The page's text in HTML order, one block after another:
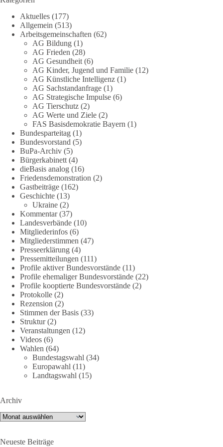
1 Tag zuvor
Jetzt abstimmen: Welche Rolle soll Deutschland in Sachen
Verteidung übernehmen❓
Das Bundesministerium der Verteidigung schreibt im
Strategiepapier, dass die Bundeswehr zum Schutz des Landes
und der Verbündeten abschreckungs- und verteidigungsfähig
sein muss. Die strategische Ausrichtung sieht vor, dass
Deutschland in der NATO eine Führungsrolle übernimmt, zur
stärksten konventionellen Armee Europas werden soll und
über die Verteidigungsbereitschaft hinaus aufrüstet.
Wie siehst du das? Mach jetzt bei unserer Umfrage mit und sag
uns deine Meinung:
point_righthttps://diebasis-he.de/umfrage-des-monats-august-
2026/point_left
🟩🟩🟦🟦🟥🟥🟧🟧
Quelle:#section-6092974" target="_blank"
rel="noreferrer">https://www.bmvg.de/de/grundlagendokume
nte-strategische-ausrichtung#section
#dieBasis #Umfrage #Verteidigung #Bundeswehr
659 669 26
DieBasis
2 Tage(n) zuvor
💧 Wasser ist kein globales Experiment
Mariana Mazzucato ist Beraterin und Rednerin des World
Economic Forum (WEF). In ihrer Rede zu globalen
Herausforderungen sprach sie sich 2022 dafür aus, bestimmte
Covid-19-„Impfungen“ nicht gelungen ist, die ganze Welt
Aktuelles (177)
Allgemein (513)
Arbeitsgemeinschaften (62)
AG Bildung (1)
AG Frieden (28)
AG Gesundheit (6)
AG Kinder, Jugend und Familie (12)
AG Künstliche Intelligenz (1)
AG Sachstandanfrage (1)
AG Strategische Impulse (6)
AG Tierschutz (2)
AG Werte und Ziele (2)
FAS Basisdemokratie Bayern (1)
Bundesparteitag (1)
Bundesvorstand (5)
BuPa-Archiv (5)
Bürgerkabinett (4)
dieBasis analog (16)
Friedensdemonstration (2)
Gastbeiträge (162)
Geschichte (13)
Ukraine (2)
Kommentar(37)
Landesverbände (10)
Mitgliederinfos (6)
Mitgliederstimmen (47)
Presseerklärung (4)
Pressemitteilungen (111)
Profile aktiver Bundesvorstände (11)
Profile ehemaliger Bundesvorstände (22)
Profile kooptierte Bundesvorstände (2)
Protokolle (2)
Rezension (2)
Stimmen der Basis (33)
Struktur(2)
Veranstaltungen (12)
Videos (6)
Wahlen (64)
Bundestagswahl (34)
Europawahl (11)
Landtagswahl (15)
Archiv
Archiv
Neueste Beiträge